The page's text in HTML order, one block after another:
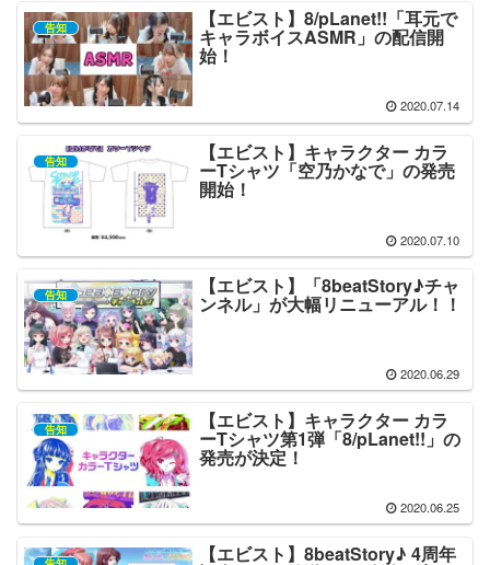
告知 【エビスト】8/pLanet!!「耳元で
キャラボイスASMR」の配信開
始！
2020.07.14
告知 【エビスト】キャラクター カラ
ーTシャツ「空乃かなで」の発売
開始！
2020.07.10
告知 【エビスト】「8beatStory♪チャ
ンネル」が大幅リニューアル！！
2020.06.29
告知 【エビスト】キャラクター カラ
ーTシャツ第1弾「8/pLanet!!」の
発売が決定！
2020.06.25
【エビスト】8beatStory♪ 4周年